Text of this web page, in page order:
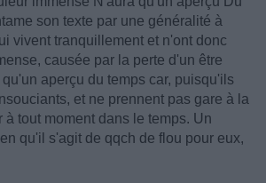
son texte par une généralité à
vivent tranquillement et n'ont donc
causée par la perte d'un être
aperçu du temps car, puisqu'ils
et ne prennent pas gare à la
à tout moment dans le temps. Un
qu'il s'agit de qqch de flou pour eux,